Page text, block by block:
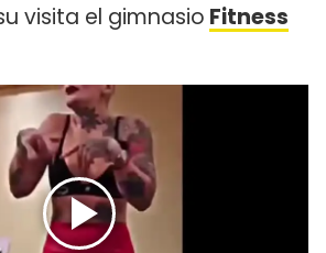
visita el gimnasio Fitness